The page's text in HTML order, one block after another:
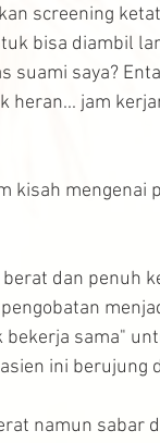
screening
bisa diambil
suami saya?
heran... jam
kisah mengenai
dan penuh
bekerja sama"
ini berujung
namun sabar